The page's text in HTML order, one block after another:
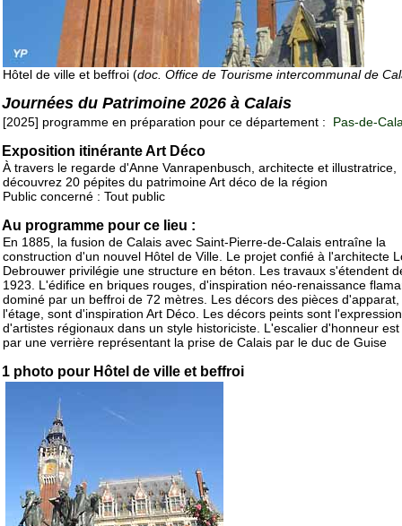
Hôtel de ville et beffroi (doc. Office de Tourisme intercommunal de
Journées du Patrimoine 2026 à Calais
[2025] programme en préparation pour ce département : Pas-de-
Exposition itinérante Art Déco
À travers le regarde d'Anne Vanrapenbusch, architecte et illustratrice,
découvrez 20 pépites du patrimoine Art déco de la région
Public concerné : Tout public
Au programme pour ce lieu :
En 1885, la fusion de Calais avec Saint-Pierre-de-Calais entraîne la
construction d'un nouvel Hôtel de Ville. Le projet confié à l'architecte
Debrouwer privilégie une structure en béton. Les travaux s'étendent
1923. L'édifice en briques rouges, d'inspiration néo-renaissance
dominé par un beffroi de 72 mètres. Les décors des pièces d'apparat,
l'étage, sont d'inspiration Art Déco. Les décors peints sont l'expression
d'artistes régionaux dans un style historiciste. L'escalier d'honneur
par une verrière représentant la prise de Calais par le duc de Guise
1 photo pour Hôtel de ville et beffroi